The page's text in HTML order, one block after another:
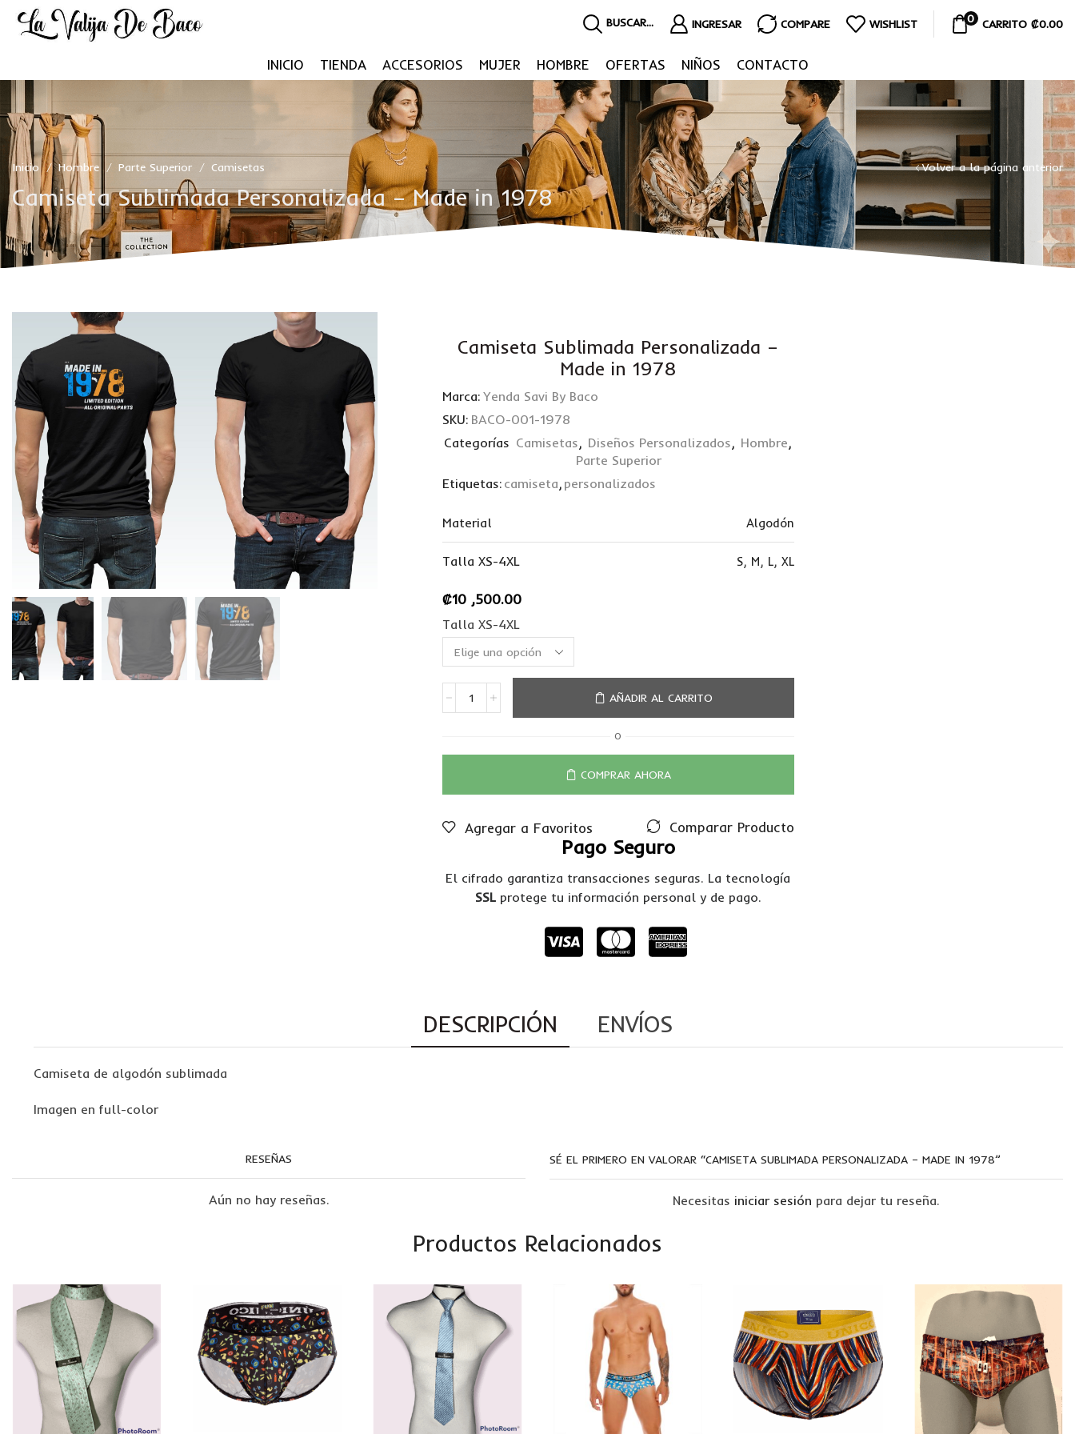
BUSCAR... INGRESAR COMPARE WISHLIST 0 CARRITO ₡0.00
INICIO TIENDA ACCESORIOS MUJER HOMBRE OFERTAS NIÑOS CONTACTO
Inicio / Hombre / Parte Superior / Camisetas
Camiseta Sublimada Personalizada – Made in 1978
Volver a la página anterior
Camiseta Sublimada Personalizada –
Made in 1978
Marca: Yenda Savi By Baco
SKU: BACO-001-1978
Categorías Camisetas, Diseños Personalizados, Hombre,
Parte Superior
Etiquetas: camiseta, personalizados
Material Algodón
Talla XS-4XL S, M, L, XL
₡10 ,500.00
Talla XS-4XL
AÑADIR AL CARRITO
O
COMPRAR AHORA
Agregar a Favoritos Comparar Producto
Pago Seguro
El cifrado garantiza transacciones seguras. La tecnología
SSLprotege tu información personal y de pago.
DESCRIPCIÓN ENVÍOS
Camiseta de algodón sublimada
Imagen en full-color
RESEÑAS
Aún no hay reseñas.
SÉ EL PRIMERO EN VALORAR “CAMISETA SUBLIMADA PERSONALIZADA – MADE IN 1978”
Necesitas iniciar sesión para dejar tu reseña.
Productos Relacionados